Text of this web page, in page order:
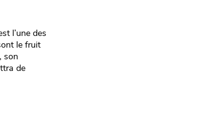
l’une des
le fruit
son
de